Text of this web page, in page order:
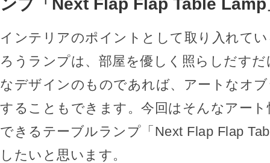
ンプ「Next Flap Flap Table Lamp
インテリアのポイントとして取り入れて
ろうランプは、部屋を優しく照らしだす
なデザインのものであれば、アートなオ
することもできます。今回はそんなアー
できるテーブルランプ「Next Flap Flap
したいと思います。